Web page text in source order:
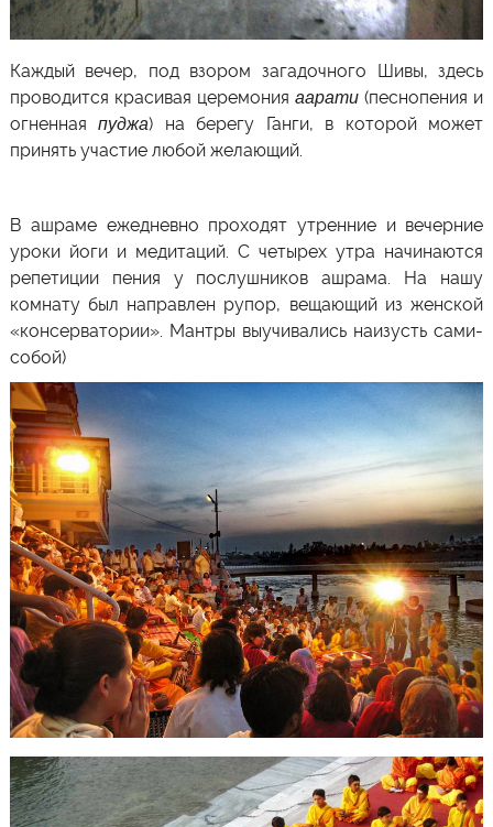
Каждый вечер, под взором загадочного Шивы, здесь
проводится красивая церемония аарати (песнопения и
огненнаяпуджа) на берегу Ганги, в которой может
принять участие любой желающий.
В ашраме ежедневно проходят утренние и вечерние
уроки йогии медитаций. С четырех утра начинаются
репетиции пения у послушников ашрама. На нашу
комнату был направлен рупор, вещающий из женской
«консерватории». Мантры выучивались наизусть сами-
собой)